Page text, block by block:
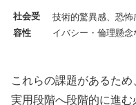
社会受
容性
技術的驚異感、恐怖
イバシー・倫理懸念
これらの課題があるた
実用段階へ段階的に進む